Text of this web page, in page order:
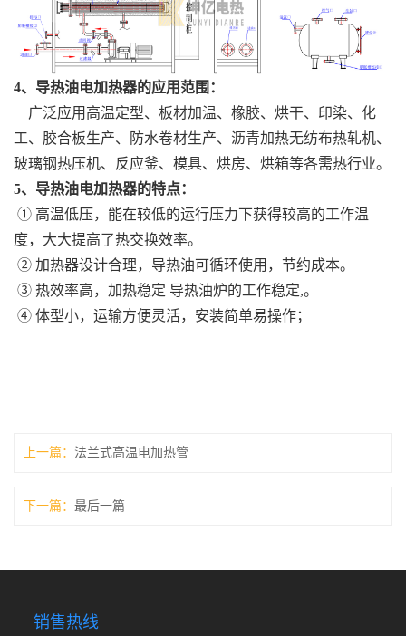
4、导热油电加热器的应用范围：
广泛应用高温定型、板材加温、橡胶、烘干、印染、化
工、胶合板生产、防水卷材生产、沥青加热无纺布热轧机、
玻璃钢热压机、反应釜、模具、烘房、烘箱等各需热行业。
5、导热油电加热器的特点：
① 高温低压，能在较低的运行压力下获得较高的工作温
度，大大提高了热交换效率。
② 加热器设计合理，导热油可循环使用，节约成本。
③ 热效率高，加热稳定 导热油炉的工作稳定,。
④ 体型小，运输方便灵活，安装简单易操作；
上一篇 法兰式高温电加热管
下一篇 最后一篇
销售热线